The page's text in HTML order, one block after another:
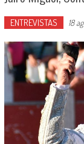
ENTREVISTAS 18